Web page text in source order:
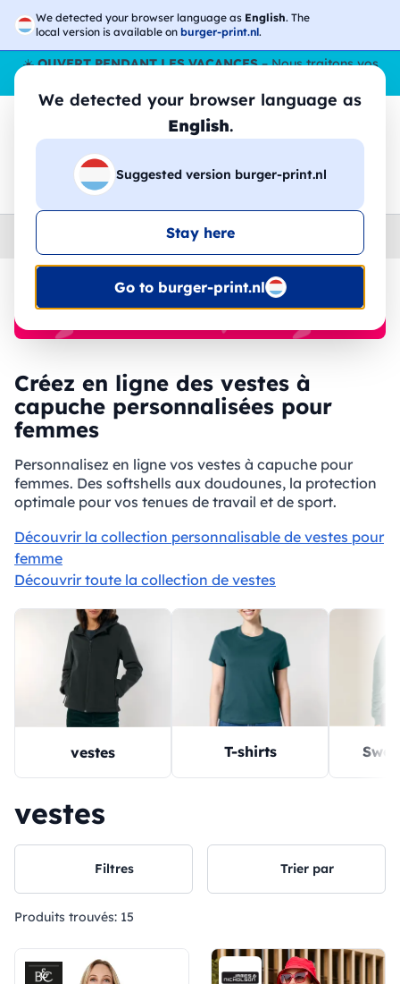
We detected your browser language as English. The
local version is available on burger-print.nl.
We detected your browser language as
English.
Suggested version burger-print.nl
Stay here
Go to burger-print.nl
☀️OUVERT PENDANT LES VACANCES– Nous traitons vos
🔎 Recherchez parmi les produits
femme
🔥 Impression DTF à -30 %
Créez en ligne des vestes à
capuche personnalisées pour
femmes
Personnalisez en ligne vos vestes à capuche pour
femmes. Des softshells aux doudounes, la protection
optimale pour vos tenues de travail et de sport.
Découvrir la collection personnalisable de vestes pour
femme
Découvrir toute la collection de vestes
vestes T-shirts
vestes
Filtres Trier par
Produits trouvés: 15